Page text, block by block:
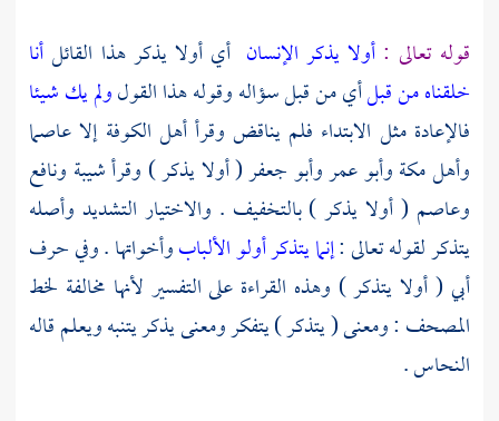
قوله تعالى : أولا يذكر الإنسان أي أولا يذكر هذا القائلأنا
خلقناه من قبلأي من قبل سؤاله وقوله هذا القولولم يك شيئا
فالإعادة مثل الابتداء فلم يناقض وقرأأهل الكوفةإلاعاصما
وأهلمكةوأبو عمروأبو جعفر( أولا يذكر ) وقرأشيبة ونافع
وعاصم ( أولا يذكر ) بالتخفيف . والاختيار التشديد وأصله
يتذكر لقوله تعالى :إنما يتذكر أولو الألبابوأخواتها . وفي حرف
أبي ( أولا يتذكر ) وهذه القراءة على التفسير لأنها مخالفة لخط
المصحف : ومعنى ( يتذكر ) يتفكر ومعنى يذكر يتنبه ويعلم قاله
النحاس.